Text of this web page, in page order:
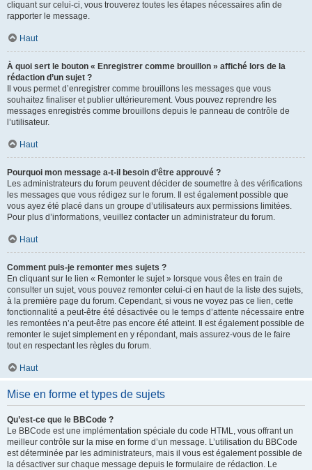
cliquant sur celui-ci, vous trouverez toutes les étapes nécessaires afin de
rapporter le message.
Haut
À quoi sert le bouton « Enregistrer comme brouillon » affiché lors de la
rédaction d’un sujet ?
Il vous permet d’enregistrer comme brouillons les messages que vous
souhaitez finaliser et publier ultérieurement. Vous pouvez reprendre les
messages enregistrés comme brouillons depuis le panneau de contrôle de
l’utilisateur.
Haut
Pourquoi mon message a-t-il besoin d’être approuvé ?
Les administrateurs du forum peuvent décider de soumettre à des vérifications
les messages que vous rédigez sur le forum. Il est également possible que
vous ayez été placé dans un groupe d’utilisateurs aux permissions limitées.
Pour plus d’informations, veuillez contacter un administrateur du forum.
Haut
Comment puis-je remonter mes sujets ?
En cliquant sur le lien « Remonter le sujet » lorsque vous êtes en train de
consulter un sujet, vous pouvez remonter celui-ci en haut de la liste des sujets,
à la première page du forum. Cependant, si vous ne voyez pas ce lien, cette
fonctionnalité a peut-être été désactivée ou le temps d’attente nécessaire entre
les remontées n’a peut-être pas encore été atteint. Il est également possible de
remonter le sujet simplement en y répondant, mais assurez-vous de le faire
tout en respectant les règles du forum.
Haut
Mise en forme et types de sujets
Qu’est-ce que le BBCode ?
Le BBCode est une implémentation spéciale du code HTML, vous offrant un
meilleur contrôle sur la mise en forme d’un message. L’utilisation du BBCode
est déterminée par les administrateurs, mais il vous est également possible de
la désactiver sur chaque message depuis le formulaire de rédaction. Le